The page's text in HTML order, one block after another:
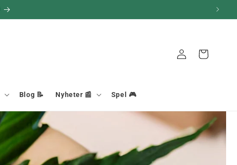
Blog 📝 Nyheter 📰 Spel 🎮
AnslutningKorg